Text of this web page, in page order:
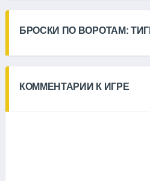
БРОСКИ ПО ВОРОТАМ:
КОММЕНТАРИИ К ИГРЕ